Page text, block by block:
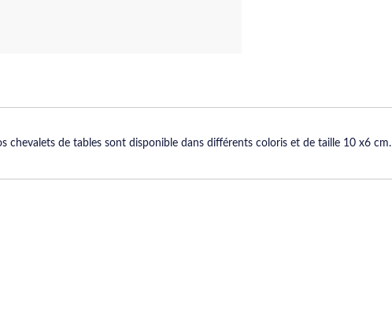
de tables sont disponible dans différents coloris et de taille 10 x6 cm.